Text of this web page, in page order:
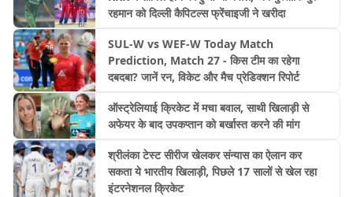
रहमान को दिल्ली कैपिटल्स फ्रेंचाइजी ने खरीदा
SUL-W vs WEF-W Today Match
Prediction, Match 27 - किस टीम का रहेगा
दबदबा? जानें रन, विकेट और मैच प्रेडिक्शन रिपोर्ट
ऑस्ट्रेलियाई क्रिकेट में मचा बवाल, साथी खिलाड़ी से
अफेयर के बाद उपकप्तान को बर्खास्त करने की मांग
श्रीलंका टेस्ट सीरीज खेलकर संन्यास का ऐलान कर
सकता ये भारतीय खिलाड़ी, पिछले 17 सालों से खेल रहा
इंटरनेशनल क्रिकेट